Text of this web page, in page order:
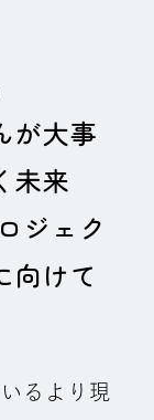
が大事
未来
ジェク
向けて
るより現